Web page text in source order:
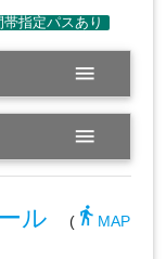
menu
menu
ル (directions_walk MAP